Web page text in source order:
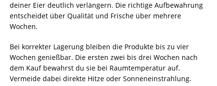
deiner Eier deutlich verlängern. Die richtige Aufbewahrung
entscheidet über Qualität und Frische über mehrere
Wochen.
Bei korrekter Lagerung bleiben die Produkte bis zu vier
Wochen genießbar. Die ersten zwei bis drei Wochen nach
dem Kauf bewahrst du sie bei Raumtemperatur auf.
Vermeide dabei direkte Hitze oder Sonneneinstrahlung.